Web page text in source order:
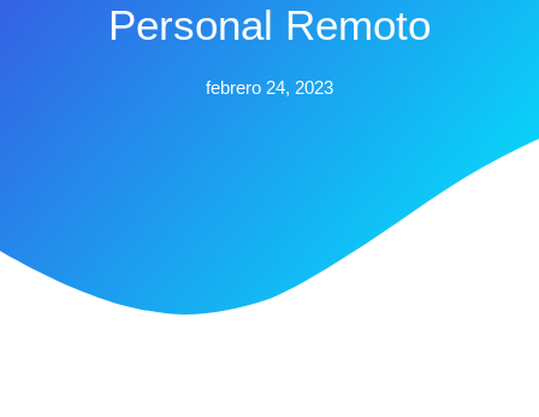
Personal Remoto
febrero 24, 2023